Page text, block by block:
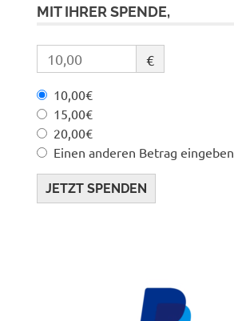
MIT IHRER SPENDE,
€
10,00€
15,00€
20,00€
Einen anderen Betrag eingeben
JETZT SPENDEN